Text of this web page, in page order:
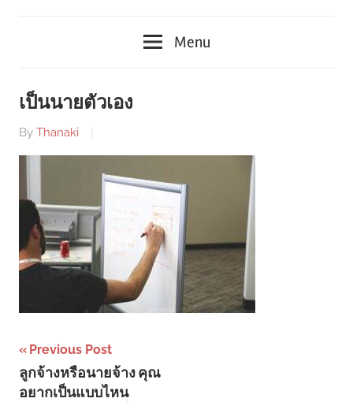
Menu
เป็นนายตัวเอง
By Thanaki
Post
navigation
Previous Post
ลูกจ้างหรือนายจ้าง คุณ
อยากเป็นแบบไหน